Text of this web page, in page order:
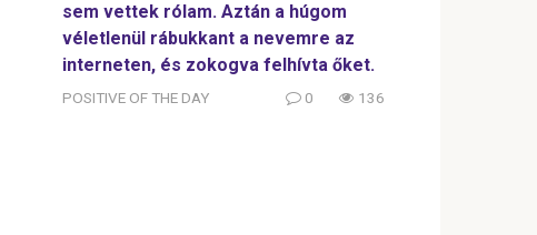
sem vettek rólam. Aztán a húgom
véletlenül rábukkant a nevemre az
interneten, és zokogva felhívta őket.
POSITIVE OF THE DAY 0 136